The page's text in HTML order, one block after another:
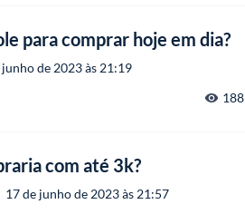
para comprar hoje em dia?
junho de 2023 às 21:19
188
com até 3k?
17 de junho de 2023 às 21:57